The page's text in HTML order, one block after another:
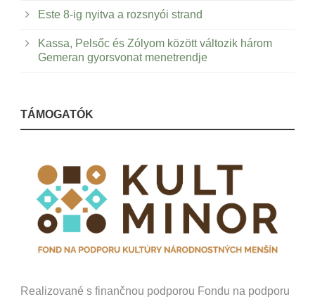
Este 8-ig nyitva a rozsnyói strand
Kassa, Pelsőc és Zólyom között változik három
Gemeran gyorsvonat menetrendje
TÁMOGATÓK
Realizované s finančnou podporou Fondu na podporu